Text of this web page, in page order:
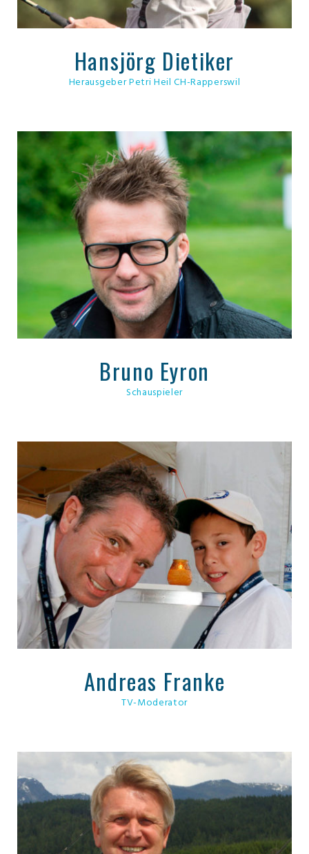
Hansjörg Dietiker
Herausgeber Petri Heil CH-Rapperswil
Bruno Eyron
Schauspieler
Andreas Franke
TV-Moderator